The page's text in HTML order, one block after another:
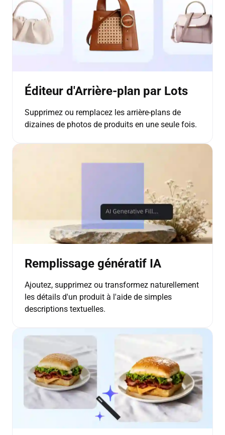
Éditeur d'Arrière-plan par Lots
Supprimez ou remplacez les arrière-plans de
dizaines de photos de produits en une seule fois.
Remplissage génératif IA
Ajoutez, supprimez ou transformez naturellement
les détails d'un produit à l'aide de simples
descriptions textuelles.